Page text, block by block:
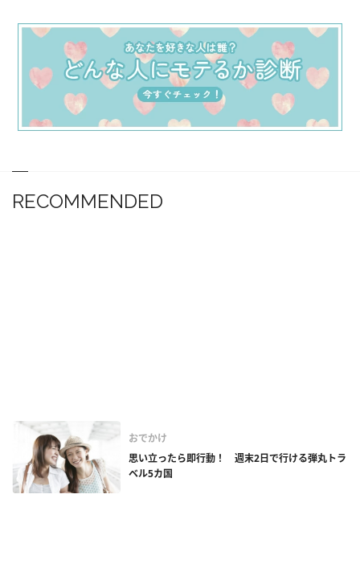
RECOMMENDED
おでかけ
思い立ったら即行動！ 週末2日で行ける弾丸トラ
ベル5カ国